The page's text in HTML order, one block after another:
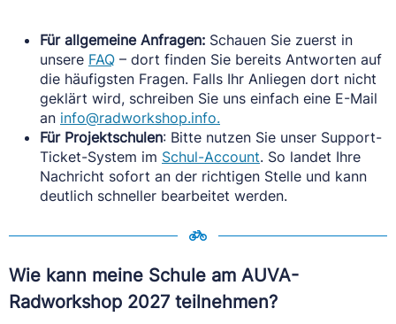
Für allgemeine Anfragen: Schauen Sie zuerst in
unsere FAQ – dort finden Sie bereits Antworten auf
die häufigsten Fragen. Falls Ihr Anliegen dort nicht
geklärt wird, schreiben Sie uns einfach eine E-Mail
an info@radworkshop.info.
Für Projektschulen: Bitte nutzen Sie unser Support-
Ticket-System im Schul-Account. So landet Ihre
Nachricht sofort an der richtigen Stelle und kann
deutlich schneller bearbeitet werden.
Wie kann meine Schule am AUVA-
Radworkshop 2027 teilnehmen?